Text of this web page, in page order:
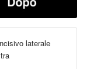
laterale